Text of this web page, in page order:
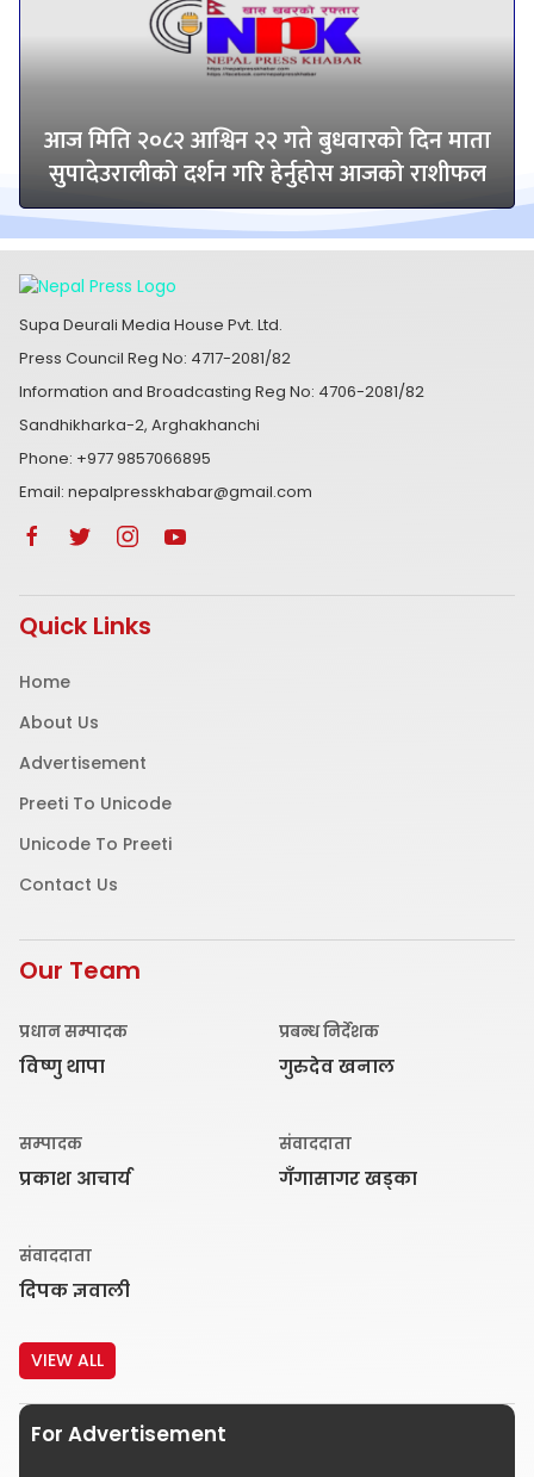
आज मिति २०८२ आश्विन २२ गते बुधवारको दिन माता
सुपादेउरालीको दर्शन गरि हेर्नुहोस आजको राशीफल
Supa Deurali Media House Pvt. Ltd.
Press Council Reg No: 4717-2081/82
Information and Broadcasting Reg No: 4706-2081/82
Sandhikharka-2, Arghakhanchi
Phone: +977 9857066895
Email: nepalpresskhabar@gmail.com
Quick Links
Home
About Us
Advertisement
Preeti To Unicode
Unicode To Preeti
Contact Us
Our Team
प्रधान सम्पादक
विष्णु थापा
प्रबन्ध निर्देशक
गुरुदेव खनाल
सम्पादक
प्रकाश आचार्य
संवाददाता
गँगासागर खड्का
संवाददाता
दिपक ज्ञवाली
VIEW ALL
For Advertisement